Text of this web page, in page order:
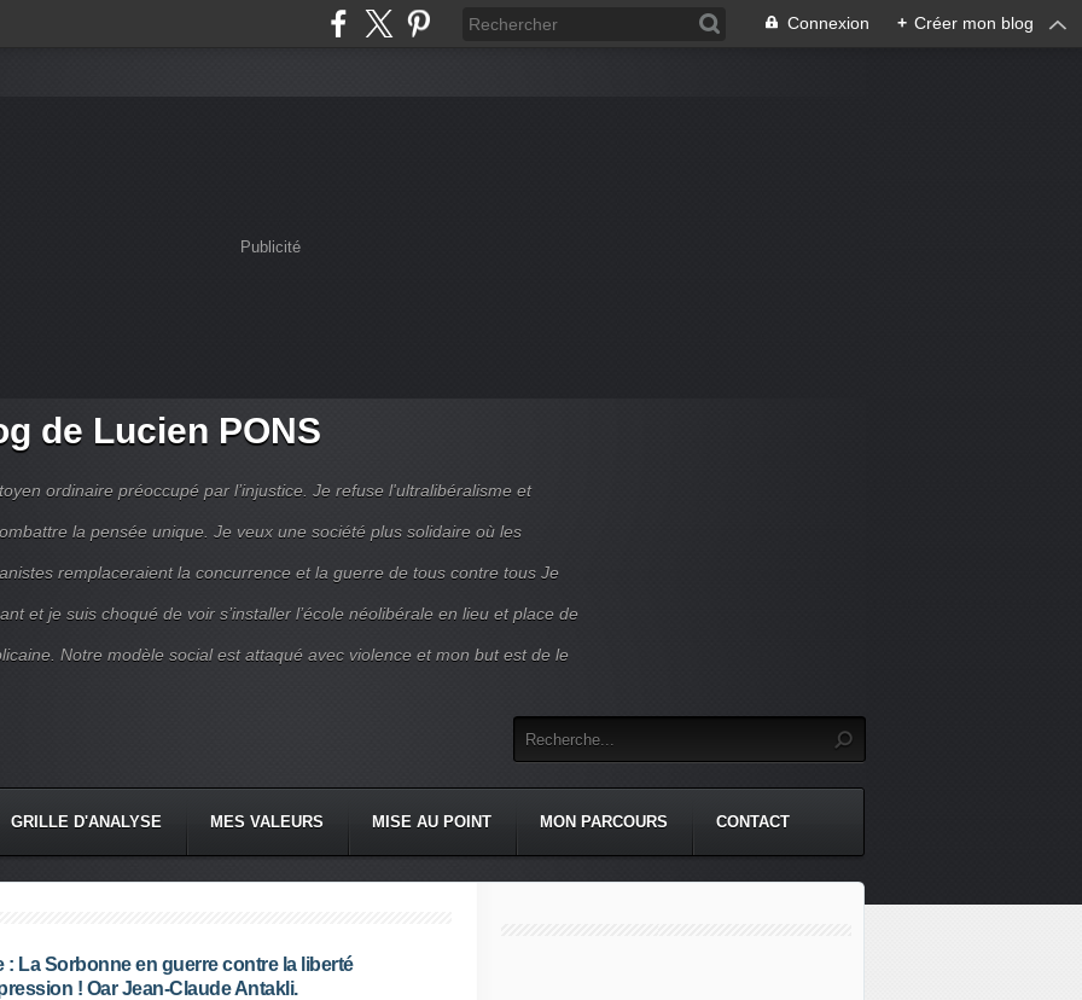
Connexion + Créer mon blog
Publicité
de Lucien PONS
ordinaire préoccupé par l’injustice. Je refuse l'ultralibéralisme et
la pensée unique. Je veux une société plus solidaire où les
remplaceraient la concurrence et la guerre de tous contre tous Je
et je suis choqué de voir s’installer l’école néolibérale en lieu et place de
Notre modèle social est attaqué avec violence et mon but est de le
GRILLE D'ANALYSE MES VALEURS MISE AU POINT MON PARCOURS CONTACT
: La Sorbonne en guerre contre la liberté
! Oar Jean-Claude Antakli.